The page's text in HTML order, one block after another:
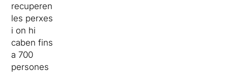
recuperen
les perxes
i on hi
caben fins
a 700
persones